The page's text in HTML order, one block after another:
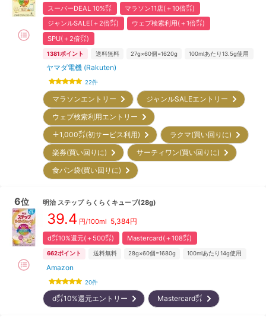
スーパーDEAL 10%㌽
マラソン11店(＋10倍㌽)
ジャンルSALE(＋2倍㌽)
ウェブ検索利用(＋1倍㌽)
SPU(＋2倍㌽)
1381ポイント 送料無料 27g×60個=1620g 100mlあたり13.5g使用
ヤマダ電機 (Rakuten)
22件
マラソンエントリー
ジャンルSALEエントリー
ウェブ検索利用エントリー
＋1,000㌽(初サービス利用)
ラクマ(買い回りに)
楽券(買い回りに)
サーティワン(買い回りに)
食パン袋(買い回りに)
6位 明治 ステップ らくらくキューブ(28g)
39.4 円/100ml 5,384円
d㌽10%還元(＋500㌽) Mastercard(＋108㌽)
662ポイント 送料無料 28g×60個=1680g 100mlあたり14g使用
Amazon
20件
d㌽10%還元エントリー Mastercard㌽